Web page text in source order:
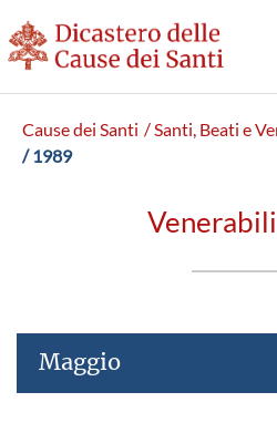
Cause dei Santi / Santi, Beati e
/ 1989
Maggio